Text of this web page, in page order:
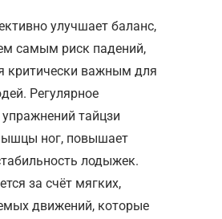
улучшает баланс,
самым риск падений,
критически важным для
Регулярное
тайцзи
ног, повышает
лодыжек.
за счёт мягких,
движений, которые